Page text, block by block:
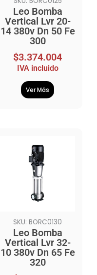
Leo Bomba
Vertical Lvr 20-
14 380v Dn 50 Fe
300
$3.374.004
IVA incluido
Ver Más
SKU: BORC0130
Leo Bomba
Vertical Lvr 32-
10 380v Dn 65 Fe
320